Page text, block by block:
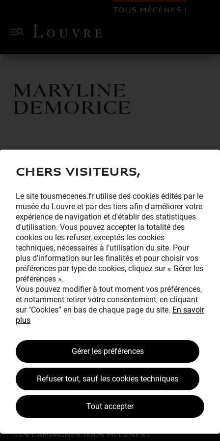
TOUS MÉCÈNES !
Maryline
Demorice
Avec le mécénat
exceptionnel de
TOUS MÉCÈNES !
L’ŒUVRE À LA LOUPE
JEAN SIMEON CHARDIN
VOS CONTREPARTIES
ACTUALITÉS
LES CAMPAGNES TOUS MÉCÈNES !
Chers visiteurs,
Le site tousmecenes.fr utilise des cookies édités par le
musée du Louvre et par des tiers afin d'améliorer votre
expérience de navigation et d'établir des statistiques
d'utilisation. Vous pouvez accepter la totalité des
cookies ou les refuser, exceptés les cookies
techniques, nécessaires à l’utilisation du site. Pour
plus d’information sur les finalités et pour choisir vos
préférences par type de cookies, cliquez sur « Gérer les
préférences ».
Vous pouvez modifier à tout moment vos préférences,
et notamment retirer votre consentement, en cliquant
sur "Cookies” en bas de chaque page du site. En savoir
plus
Gérer les préférences
Refuser tout, sauf les cookies techniques
Tout accepter